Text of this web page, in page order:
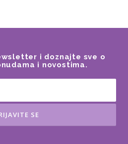
i doznajte sve o
i novostima.